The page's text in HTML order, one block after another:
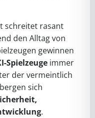
schreitet rasant
den Alltag von
gewinnen
Spielzeuge immer
der vermeintlich
sich
.